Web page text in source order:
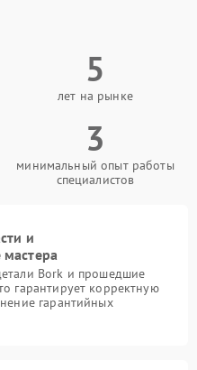
5
лет на рынке
3
минимальный опыт работы
специалистов
и
Bork и прошедшие
гарантирует корректную
гарантийных